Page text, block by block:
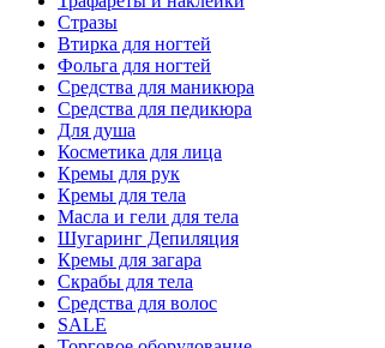
Стразы
Втирка для ногтей
Фольга для ногтей
Средства для маникюра
Средства для педикюра
Для душа
Косметика для лица
Кремы для рук
Кремы для тела
Масла и гели для тела
Шугаринг Депиляция
Кремы для загара
Скрабы для тела
Средства для волос
SALE